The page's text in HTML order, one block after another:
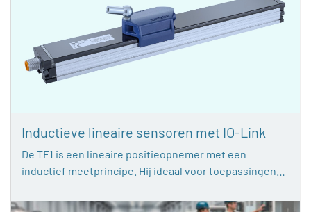
Inductieve lineaire sensoren met IO-Link
De TF1 is een lineaire positieopnemer met een
inductief meetprincipe. Hij ideaal voor toepassingen…